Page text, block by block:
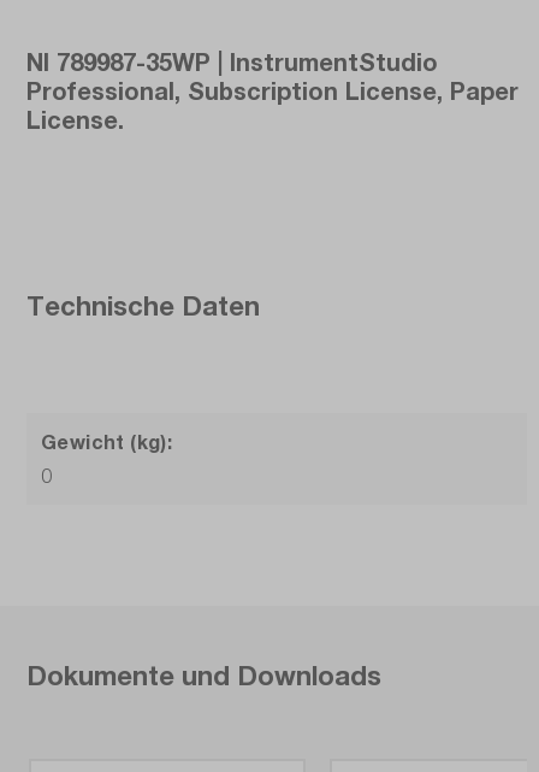
NI 789987-35WP | InstrumentStudio
Professional, Subscription License, Paper
License.
Technische Daten
Gewicht (kg):
0
Dokumente und Downloads